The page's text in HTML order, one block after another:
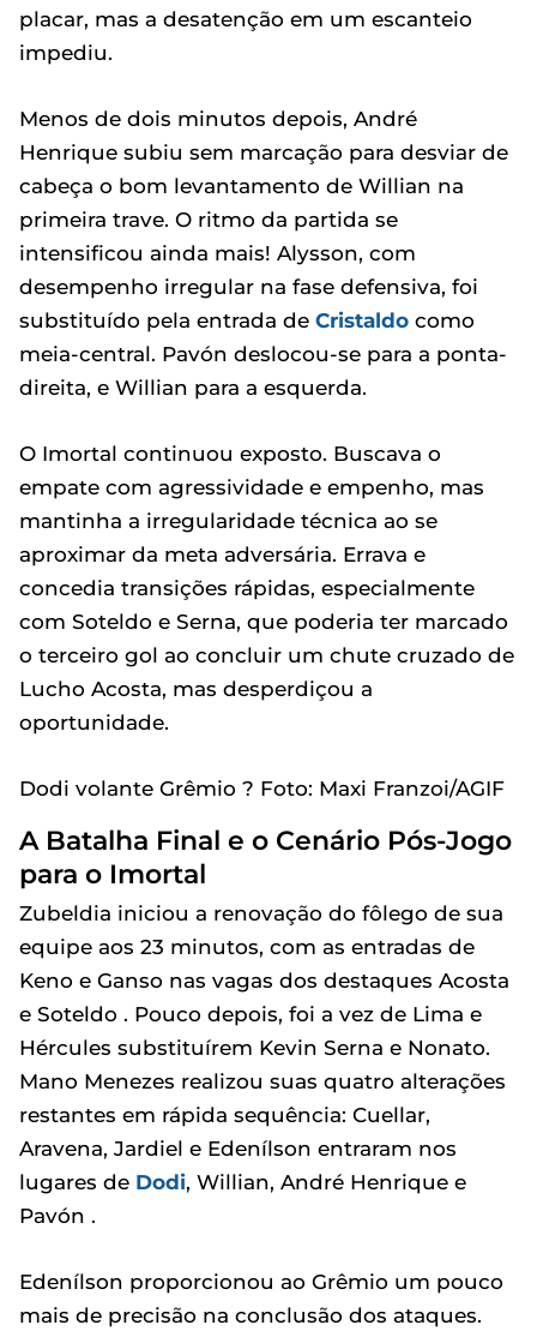
placar, mas a desatenção em um escanteio
impediu.
Menos de dois minutos depois, André
Henrique subiu sem marcação para desviar de
cabeça o bom levantamento de Willian na
primeira trave. O ritmo da partida se
intensificou ainda mais! Alysson, com
desempenho irregular na fase defensiva, foi
substituído pela entrada de Cristaldo como
meia-central. Pavón deslocou-se para a ponta-
direita, e Willian para a esquerda.
O Imortal continuou exposto. Buscava o
empate com agressividade e empenho, mas
mantinha a irregularidade técnica ao se
aproximar da meta adversária. Errava e
concedia transições rápidas, especialmente
com Soteldo e Serna, que poderia ter marcado
o terceiro gol ao concluir um chute cruzado de
Lucho Acosta, mas desperdiçou a
oportunidade.
Dodi volante Grêmio ? Foto: Maxi Franzoi/AGIF
A Batalha Final e o Cenário Pós-Jogo
para o Imortal
Zubeldia iniciou a renovação do fôlego de sua
equipe aos 23 minutos, com as entradas de
Keno e Ganso nas vagas dos destaques Acosta
e Soteldo . Pouco depois, foi a vez de Lima e
Hércules substituírem Kevin Serna e Nonato.
Mano Menezes realizou suas quatro alterações
restantes em rápida sequência: Cuellar,
Aravena, Jardiel e Edenílson entraram nos
lugares de Dodi, Willian, André Henrique e
Pavón .
Edenílson proporcionou ao Grêmio um pouco
mais de precisão na conclusão dos ataques.